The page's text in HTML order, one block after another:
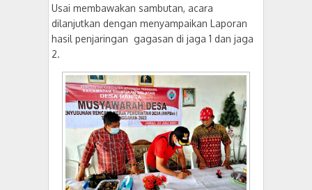
Usai membawakan sambutan, acara
dilanjutkan dengan menyampaikan Laporan
hasil penjaringan gagasan di jaga 1 dan jaga
2.